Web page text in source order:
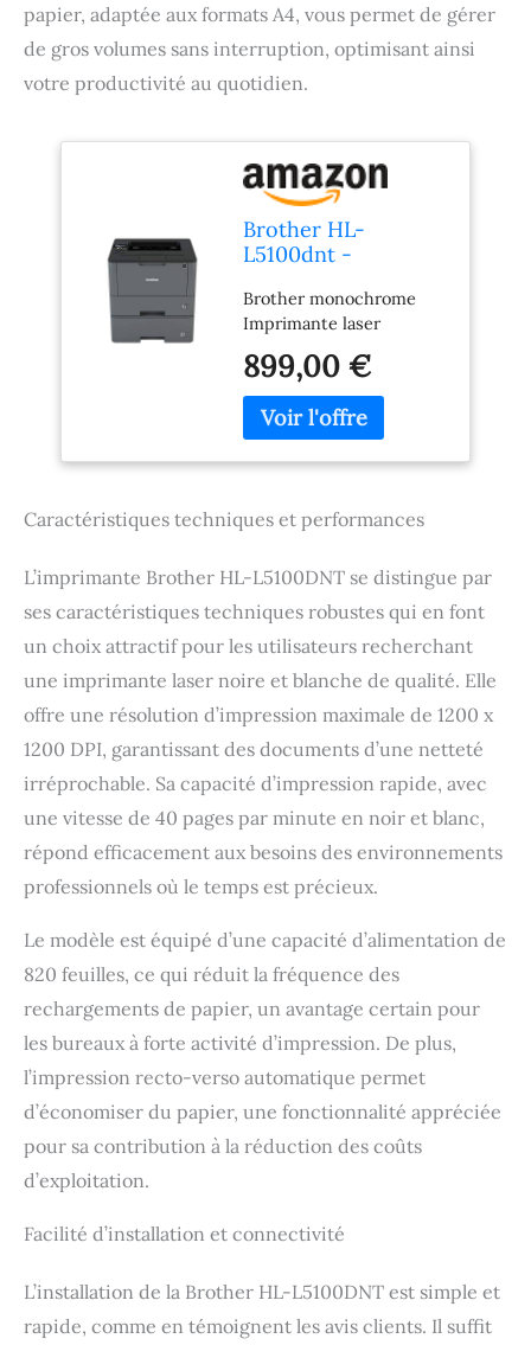
papier, adaptée aux formats A4, vous permet de gérer
de gros volumes sans interruption, optimisant ainsi
votre productivité au quotidien.
Brother HL-
L5100dnt -
ArbeitsplatZ-
Laserdrucker - Bis
Zu 40 Seiten Pro
Minute - 250 Blatt
Und Eine 520 Blatt
Papierkassette - Lan
Brother monochrome
Imprimante laser
899,00 €
Caractéristiques techniques et performances
L’imprimante Brother HL-L5100DNT se distingue par
ses caractéristiques techniques robustes qui en font
un choix attractif pour les utilisateurs recherchant
une imprimante laser noire et blanche de qualité. Elle
offre une résolution d’impression maximale de 1200 x
1200 DPI, garantissant des documents d’une netteté
irréprochable. Sa capacité d’impression rapide, avec
une vitesse de 40 pages par minute en noir et blanc,
répond efficacement aux besoins des environnements
professionnels où le temps est précieux.
Le modèle est équipé d’une capacité d’alimentation de
820 feuilles, ce qui réduit la fréquence des
rechargements de papier, un avantage certain pour
les bureaux à forte activité d’impression. De plus,
l’impression recto-verso automatique permet
d’économiser du papier, une fonctionnalité appréciée
pour sa contribution à la réduction des coûts
d’exploitation.
Facilité d’installation et connectivité
L’installation de la Brother HL-L5100DNT est simple et
rapide, comme en témoignent les avis clients. Il suffit